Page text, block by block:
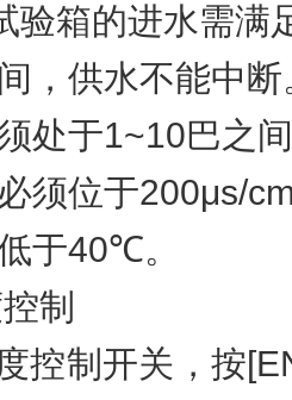
验箱的进水需满
，供水不能中断
处于1~10巴之
须位于200μs/
于40℃。
制
控制开关，按